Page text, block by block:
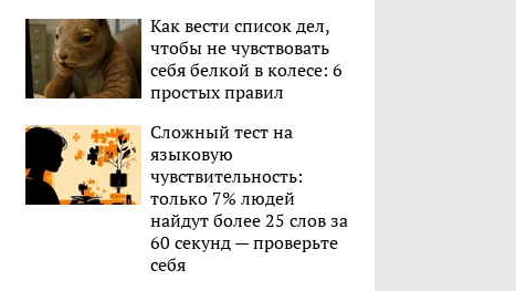
Как вести список дел,
чтобы не чувствовать
себя белкой в колесе: 6
простых правил
Сложный тест на
языковую
чувствительность:
только 7% людей
найдут более 25 слов за
60 секунд — проверьте
себя